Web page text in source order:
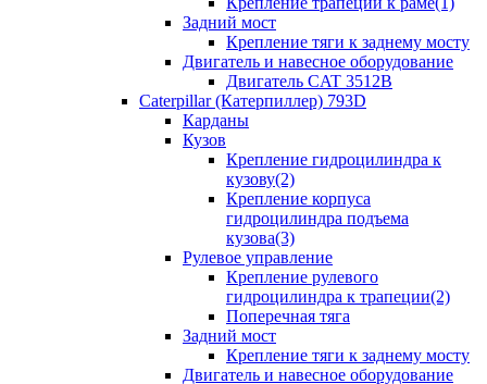
Задний мост
Крепление тяги к заднему мосту
Двигатель и навесное оборудование
Двигатель CAT 3512B
Caterpillar (Катерпиллер) 793D
Карданы
Кузов
Крепление гидроцилиндра к
кузову(2)
Крепление корпуса
гидроцилиндра подъема
кузова(3)
Рулевое управление
Крепление рулевого
гидроцилиндра к трапеции(2)
Поперечная тяга
Задний мост
Крепление тяги к заднему мосту
Двигатель и навесное оборудование